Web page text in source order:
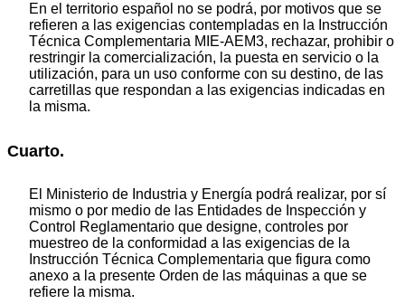
En el territorio español no se podrá, por motivos que se
refieren a las exigencias contempladas en la Instrucción
Técnica Complementaria MIE-AEM3, rechazar, prohibir o
restringir la comercialización, la puesta en servicio o la
utilización, para un uso conforme con su destino, de las
carretillas que respondan a las exigencias indicadas en
la misma.
Cuarto.
El Ministerio de Industria y Energía podrá realizar, por sí
mismo o por medio de las Entidades de Inspección y
Control Reglamentario que designe, controles por
muestreo de la conformidad a las exigencias de la
Instrucción Técnica Complementaria que figura como
anexo a la presente Orden de las máquinas a que se
refiere la misma.